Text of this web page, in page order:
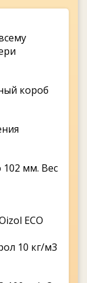
короб
мм. Вес
ECO
10 кг/м3